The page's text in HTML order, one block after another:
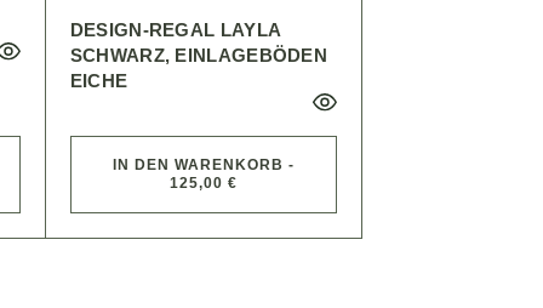
DESIGN-REGAL LAYLA
SCHWARZ, EINLAGEBÖDEN
EICHE
IN DEN WARENKORB -
125,00 €